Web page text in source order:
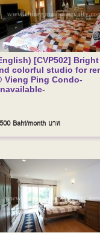
[CVP502] Bright
colorful studio for
Vieng Ping Condo-
Baht/month บาท